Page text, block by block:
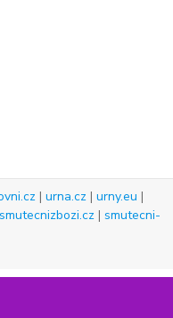
|urna.cz |urny.eu |
smutecnizbozi.cz |smutecni-